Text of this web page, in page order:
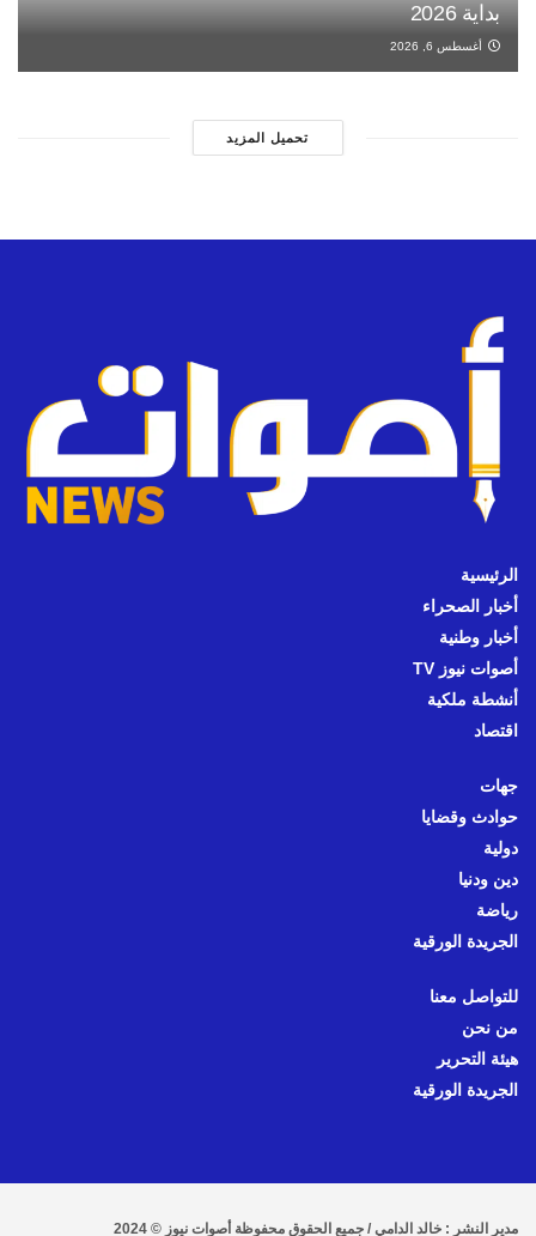
بداية 2026
أغسطس 6, 2026
تحميل المزيد
الرئيسية
أخبار الصحراء
أخبار وطنية
أصوات نيوز TV
أنشطة ملكية
اقتصاد
جهات
حوادث وقضايا
دولية
دين ودنيا
رياضة
الجريدة الورقية
للتواصل معنا
من نحن
هيئة التحرير
الجريدة الورقية
مدير النشر : خالد الدامي / جميع الحقوق محفوظة أصوات نيوز © 2024